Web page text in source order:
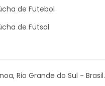
de Futebol
de Futsal
Rio Grande do Sul - Brasil.